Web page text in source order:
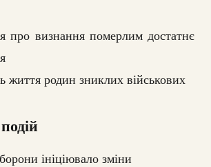
про визнання померлим достатнє
життя родин зниклих військових
ініціювало зміни